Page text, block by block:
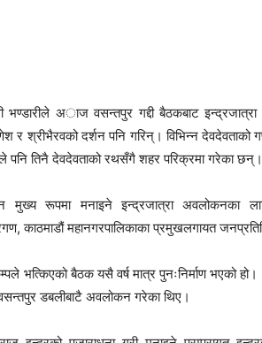
भण्डारीले अाज वसन्तपुर गद्दी बैठकबाट
र श्रीभैरवको दर्शन पनि गरिन्। विभिन्न देवदेवताको
पनि तिनै देवदेवताको रथसँगै शहर परिक्रमा गरेका छन्।
रूपमा मनाइने इन्द्रजात्रा अवलोकनका लागि
काठमाडौं महानगरपालिकाका प्रमुखलगायत
भत्किएको बैठक यसै वर्ष मात्र पुनःनिर्माण भएको
वसन्तपुर डबलीबाटै अवलोकन गरेका थिए।